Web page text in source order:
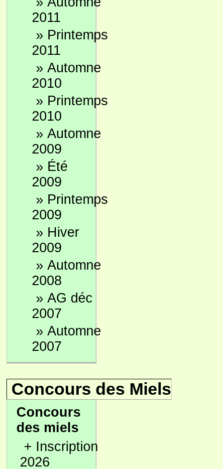
2011
» Printemps
2011
» Automne
2010
» Printemps
2010
» Automne
2009
» Été
2009
» Printemps
2009
» Hiver
2009
» Automne
2008
» AG déc
2007
» Automne
2007
Concours des Miels
Concours
des miels
+ Inscription
2026